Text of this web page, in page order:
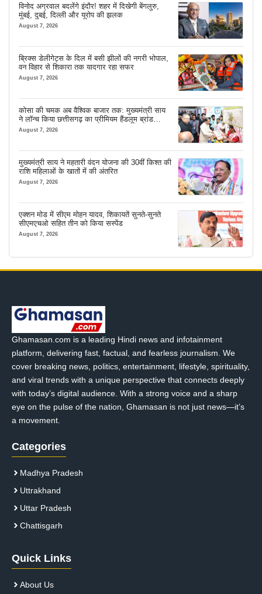
विनोद अग्रवाल बदलेंगे इंदौर! शहर में दिखेगी बेंगलुरु,
मुंबई, दुबई, दिल्ली और यूरोप की झलक
August 7, 2026
ब्रिक्स डेलीगेट्स के दिल में बसी झीलों की नगरी भोपाल,
वन विहार से शिकारा तक यादगार रहा सफर
August 7, 2026
कोसा की चमक अब वैश्विक बाजार तक: मुख्यमंत्री साय
ने लॉन्च किया छत्तीसगढ़ का प्रीमियम हैंडलूम ब्रांड
‘कोशल फैब’
August 7, 2026
मुख्यमंत्री साय ने महतारी वंदन योजना की 30वीं किश्त की
राशि महिलाओं के खातों में की अंतरित
August 7, 2026
एक्शन मोड में सीएम मोहन यादव, शिकायतें सुनते-सुनते
सीएमएचओ सहित तीन को किया सस्पेंड
August 7, 2026
Ghamasan.com is a leading Hindi news and infotainment
platform, delivering fast, factual, and fearless journalism. We
cover breaking news, politics, entertainment, lifestyle, spirituality,
and viral trends with a unique perspective that connects deeply
with today’s digital audience. With a strong voice and a sharp
eye on the pulse of the nation, Ghamasan is not just news—it’s
a movement.
Categories
Madhya Pradesh
Uttrakhand
Uttar Pradesh
Chattisgarh
Quick Links
About Us